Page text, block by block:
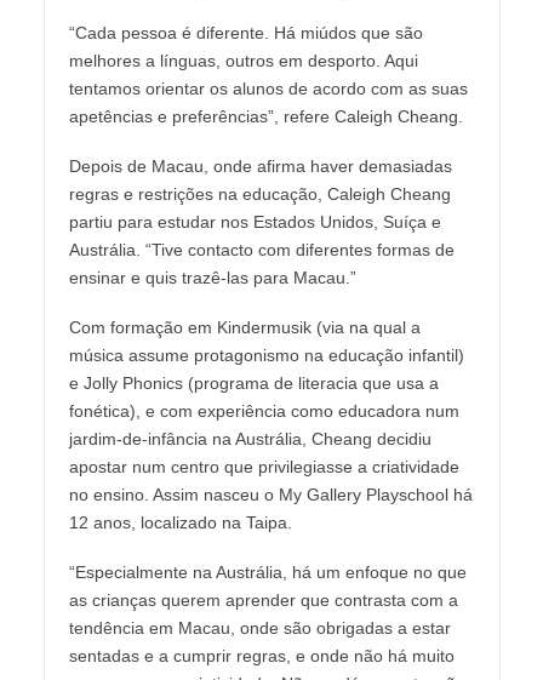
“Cada pessoa é diferente. Há miúdos que são
melhores a línguas, outros em desporto. Aqui
tentamos orientar os alunos de acordo com as suas
apetências e preferências”, refere Caleigh Cheang.
Depois de Macau, onde afirma haver demasiadas
regras e restrições na educação, Caleigh Cheang
partiu para estudar nos Estados Unidos, Suíça e
Austrália. “Tive contacto com diferentes formas de
ensinar e quis trazê-las para Macau.”
Com formação em Kindermusik (via na qual a
música assume protagonismo na educação infantil)
e Jolly Phonics (programa de literacia que usa a
fonética), e com experiência como educadora num
jardim-de-infância na Austrália, Cheang decidiu
apostar num centro que privilegiasse a criatividade
no ensino. Assim nasceu o My Gallery Playschool há
12 anos, localizado na Taipa.
“Especialmente na Austrália, há um enfoque no que
as crianças querem aprender que contrasta com a
tendência em Macau, onde são obrigadas a estar
sentadas e a cumprir regras, e onde não há muito